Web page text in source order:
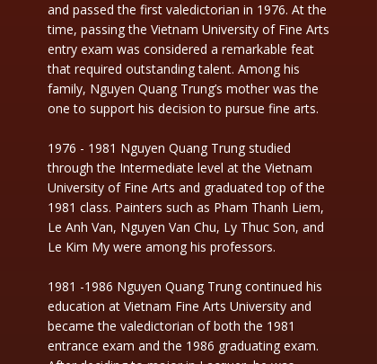
and passed the first valedictorian in 1976. At the
time, passing the Vietnam University of Fine Arts
entry exam was considered a remarkable feat
that required outstanding talent. Among his
family, Nguyen Quang Trung’s mother was the
one to support his decision to pursue fine arts.
1976 - 1981 Nguyen Quang Trung studied
through the Intermediate level at the Vietnam
University of Fine Arts and graduated top of the
1981 class. Painters such as Pham Thanh Liem,
Le Anh Van, Nguyen Van Chu, Ly Thuc Son, and
Le Kim My were among his professors.
1981 -1986 Nguyen Quang Trung continued his
education at Vietnam Fine Arts University and
became the valedictorian of both the 1981
entrance exam and the 1986 graduating exam.